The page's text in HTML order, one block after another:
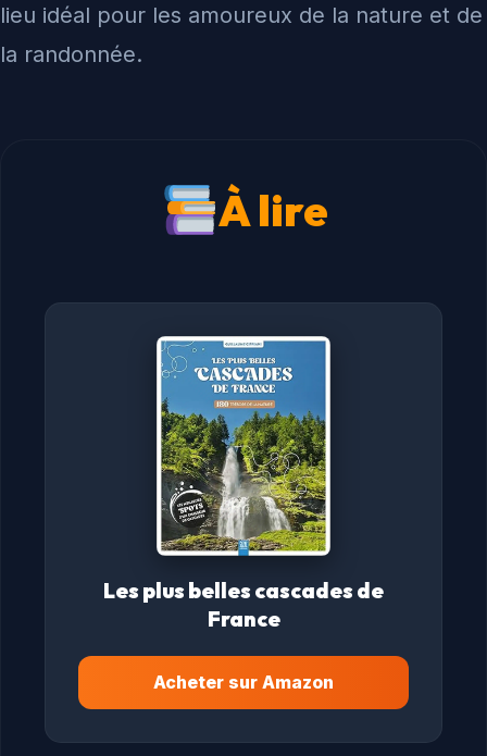
lieu idéal pour les amoureux de la nature et de
la randonnée.
À lire
Les plus belles cascades de
France
Acheter sur Amazon